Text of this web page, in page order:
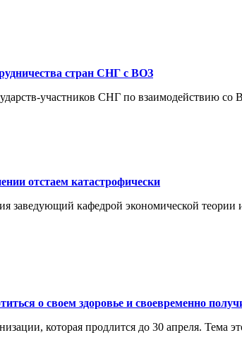
стран СНГ с ВОЗ
участников СНГ по взаимодействию со
отстаем катастрофически
заведующий кафедрой экономической
о своем здоровье и своевременно
которая продлится до 30 апреля.